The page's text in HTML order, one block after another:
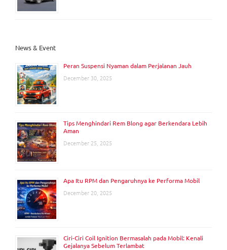
News & Event
Peran Suspensi Nyaman dalam Perjalanan Jauh
December 30, 2025
Tips Menghindari Rem Blong agar Berkendara Lebih
Aman
December 25, 2025
Apa Itu RPM dan Pengaruhnya ke Performa Mobil
December 20, 2025
Ciri-Ciri Coil Ignition Bermasalah pada Mobil: Kenali
Gejalanya Sebelum Terlambat